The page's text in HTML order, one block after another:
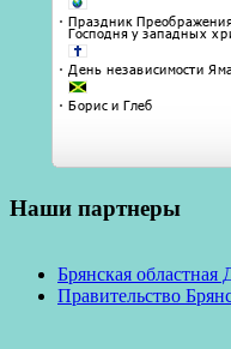
Наши партнеры
Брянская областная
Правительство